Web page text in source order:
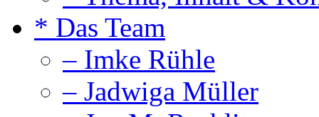
* Das Team
– Imke Rühle
– Jadwiga Müller